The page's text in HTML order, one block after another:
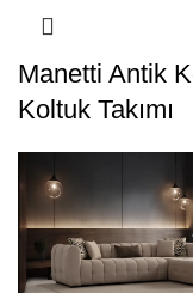
Manetti Antik
Koltuk Takımı